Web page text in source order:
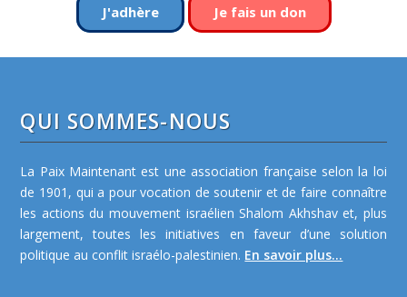
J'adhère Je fais un don
QUI SOMMES-NOUS
La Paix Maintenant est une association française selon la loi
de 1901, qui a pour vocation de soutenir et de faire connaître
les actions du mouvement israélien Shalom Akhshav et, plus
largement, toutes les initiatives en faveur d’une solution
politique au conflit israélo-palestinien. En savoir plus...